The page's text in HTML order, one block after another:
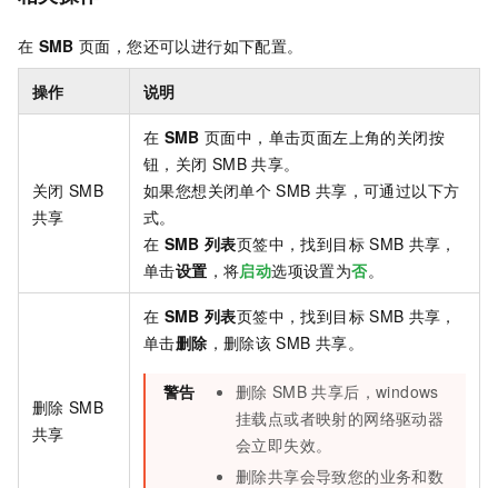
在 SMB 页面，您还可以进行如下配置。
操作 说明
关闭 SMB
共享
在 SMB 页面中，单击页面左上角的关闭按
钮，关闭 SMB 共享。
如果您想关闭单个 SMB 共享，可通过以下方
式。
在 SMB 列表页签中，找到目标 SMB 共享，
单击设置 ，将启动选项设置为否。
删除 SMB
共享
在 SMB 列表页签中，找到目标 SMB 共享，
单击删除 ，删除该 SMB 共享。
警告 删除 SMB 共享后，windows
挂载点或者映射的网络驱动器
会立即失效。
删除共享会导致您的业务和数